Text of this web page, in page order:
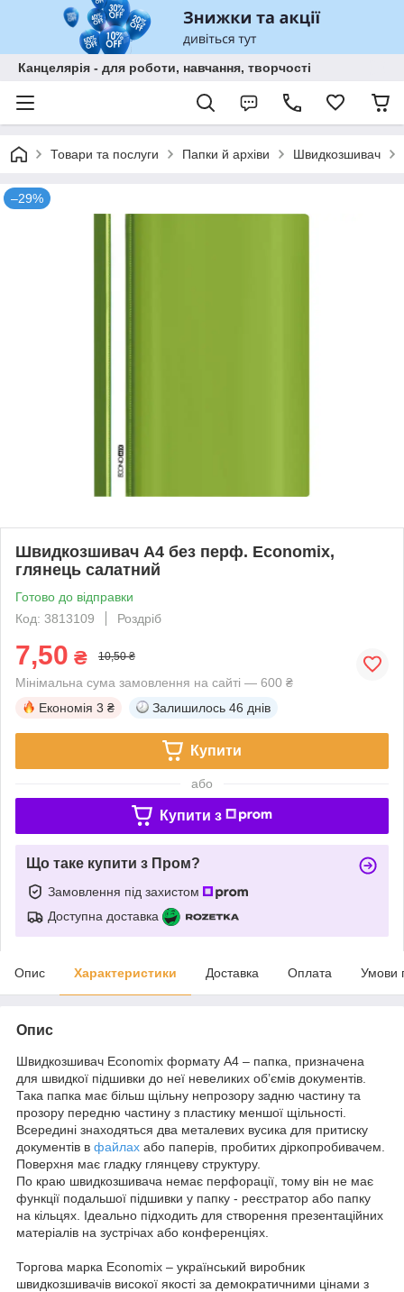
Канцелярія - для роботи, навчання, творчості
Товари та послуги Папки й архіви Швидкозшивач
–29%
Швидкозшивач А4 без перф. Economix,
глянець салатний
Готово до відправки
Код: 3813109
Роздріб
7,50 ₴ 10,50 ₴
Мінімальна сума замовлення на сайті — 600 ₴
Економія 3 ₴ Залишилось 46 днів
Купити
або
Купити з
Що таке купити з Пром?
Замовлення під захистом
Доступна доставка
Опис Характеристики Доставка Оплата Умови
Опис
Швидкозшивач Economix формату А4 – папка, призначена
для швидкої підшивки до неї невеликих об’ємів документів.
Така папка має більш щільну непрозору задню частину та
прозору передню частину з пластику меншої щільності.
Всередині знаходяться два металевих вусика для притиску
документів в файлах або паперів, пробитих діркопробивачем.
Поверхня має гладку глянцеву структуру.
По краю швидкозшивача немає перфорації, тому він не має
функції подальшої підшивки у папку - реєстратор або папку
на кільцях. Ідеально підходить для створення презентаційних
матеріалів на зустрічах або конференціях.
Торгова марка Economix – український виробник
швидкозшивачів високої якості за демократичними цінами з